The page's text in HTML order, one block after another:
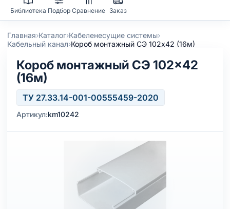
Библиотека Подбор Сравнение Заказ
Главная›Каталог›Кабеленесущие системы›
Кабельный канал›Короб монтажный СЭ 102х42 (16м)
Короб монтажный СЭ 102×42
(16м)
ТУ 27.33.14-001-00555459-2020
Артикул:km10242